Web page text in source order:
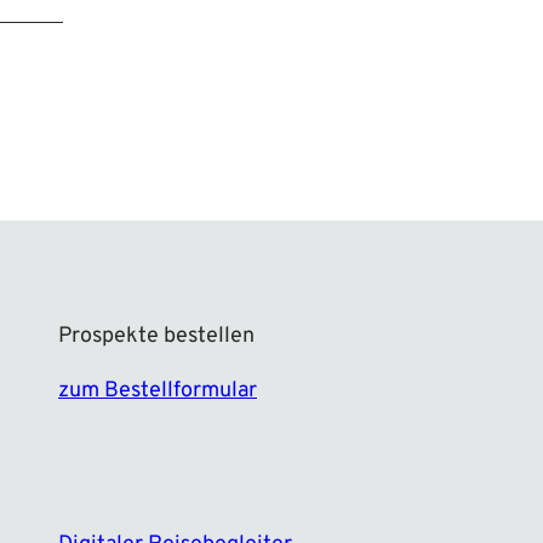
Prospekte bestellen
zum Bestellformular